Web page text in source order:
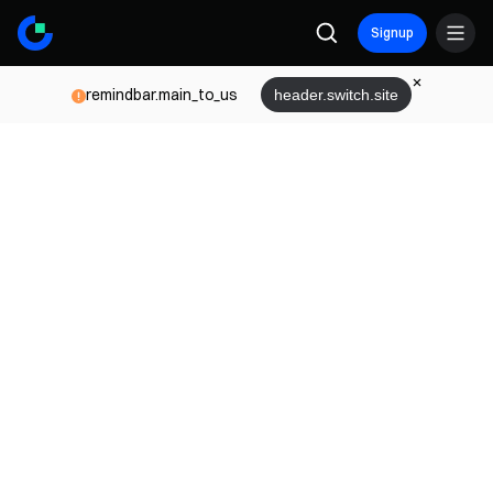
Signup
remindbar.main_to_us header.switch.site